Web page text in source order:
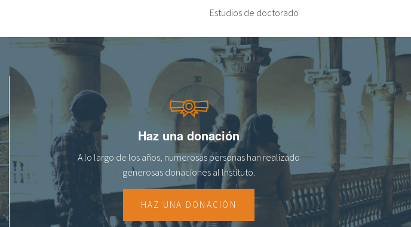
Estudios de doctorado
Haz una donación
A lo largo de los años, numerosas personas han realizado
generosas donaciones al lnstituto.
HAZ UNA DONACIÓN